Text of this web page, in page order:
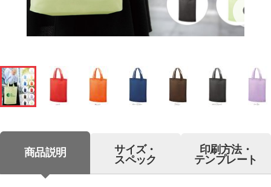
商品説明 サイズ・
スペック
印刷方法・
テンプレート